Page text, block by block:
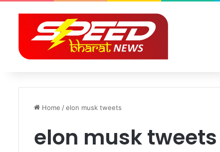
Home /elon musk tweets
elon musk tweets